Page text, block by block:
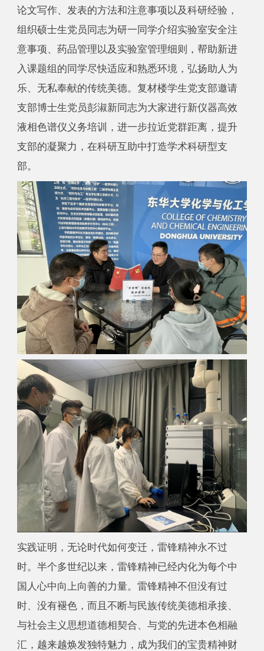
论文写作、发表的方法和注意事项以及科研经验，
组织硕士生党员同志为研一同学介绍实验室安全注
意事项、药品管理以及实验室管理细则，帮助新进
入课题组的同学尽快适应和熟悉环境，弘扬助人为
乐、无私奉献的传统美德。复材楼学生党支部邀请
支部博士生党员彭淑新同志为大家进行新仪器高效
液相色谱仪义务培训，进一步拉近党群距离，提升
支部的凝聚力，在科研互助中打造学术科研型支
部。
实践证明，无论时代如何变迁，雷锋精神永不过
时。半个多世纪以来，雷锋精神已经内化为每个中
国人心中向上向善的力量。雷锋精神不但没有过
时、没有褪色，而且不断与民族传统美德相承接、
与社会主义思想道德相契合、与党的先进本色相融
汇，越来越焕发独特魅力，成为我们的宝贵精神财